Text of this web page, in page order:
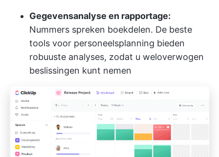
Gegevensanalyse en rapportage:
Nummers spreken boekdelen. De beste
tools voor personeelsplanning bieden
robuuste analyses, zodat u weloverwogen
beslissingen kunt nemen